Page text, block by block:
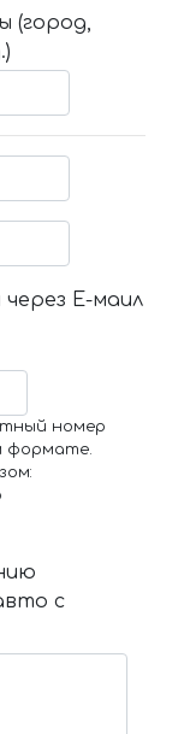
(город,
Е-маил
номер
формате.
с